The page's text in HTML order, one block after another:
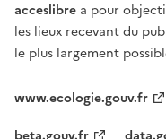
acceslibre a pour
les lieux recevant du
le plus largement
www.ecologie.gouv.fr